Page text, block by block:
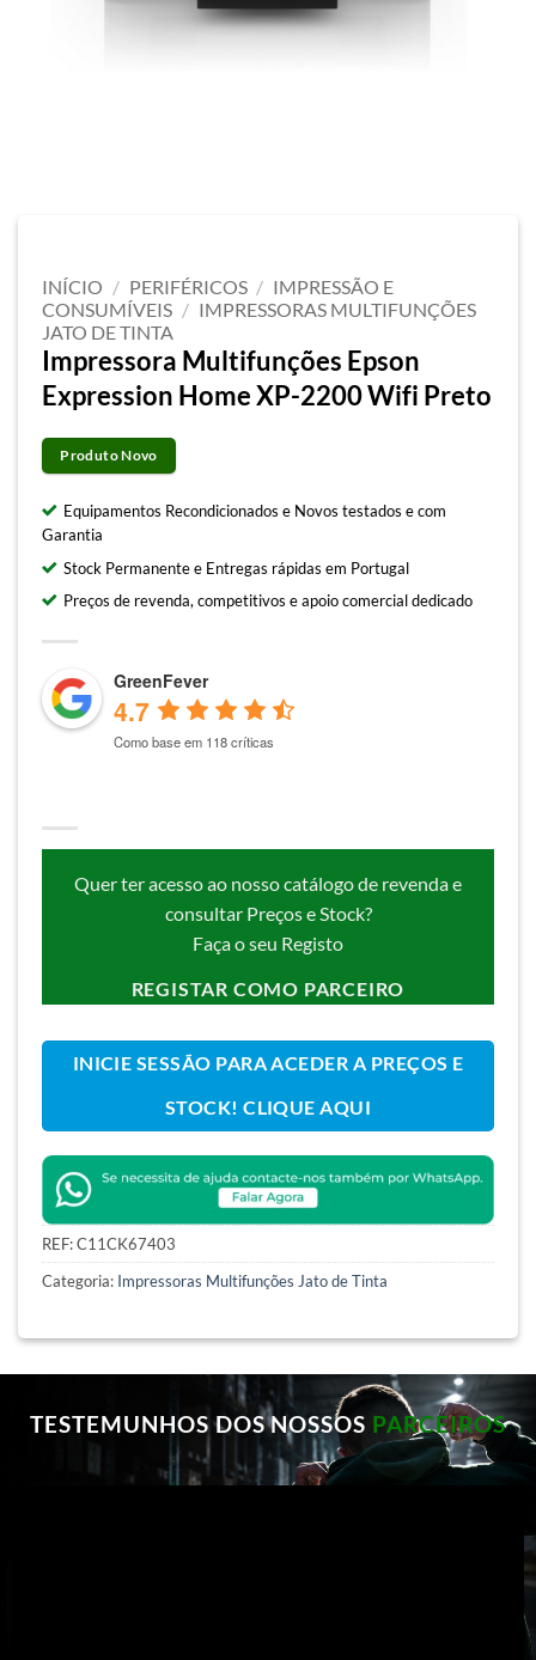
INÍCIO / PERIFÉRICOS / IMPRESSÃO E
CONSUMÍVEIS / IMPRESSORAS MULTIFUNÇÕES
JATO DE TINTA
Impressora Multifunções Epson
Expression Home XP-2200 Wifi Preto
Produto Novo
Equipamentos Recondicionados e Novos testados e com
Garantia
Stock Permanente e Entregas rápidas em Portugal
Preços de revenda, competitivos e apoio comercial dedicado
GreenFever
4.7
Como base em 118 críticas
Quer ter acesso ao nosso catálogo de revenda e
consultar Preços e Stock?
Faça o seu Registo
REGISTAR COMO PARCEIRO
INICIE SESSÃO PARA ACEDER A PREÇOS E
STOCK! CLIQUE AQUI
REF:C11CK67403
Categoria: Impressoras Multifunções Jato de Tinta
TESTEMUNHOS DOS NOSSOS PARCEIROS